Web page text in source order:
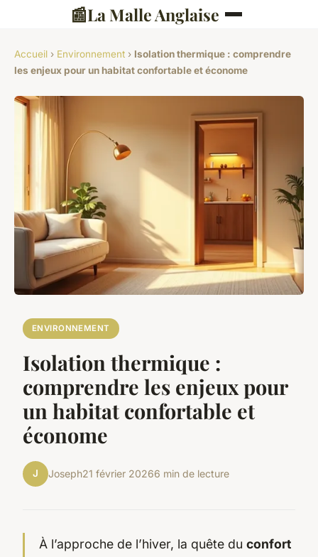
📰La Malle Anglaise
Accueil › Environnement › Isolation thermique : comprendre
les enjeux pour un habitat confortable et économe
ENVIRONNEMENT
Isolation thermique :
comprendre les enjeux pour
un habitat confortable et
économe
J Joseph21 février 20266 min de lecture
À l’approche de l’hiver, la quête du confort